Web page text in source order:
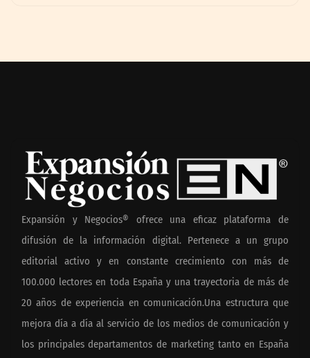
Expansión y Negocios® ofrece una eficaz plataforma de
difusión de la información digital. Pertenece a un grupo
editorial activo y en constante crecimiento con más de
100.000 lectores en toda España y una trayectoria de más de
20 años de experiencia en comunicación.Una estructura que
mejora día a día al servicio de los medios de comunicación y
los principales departamentos de marketing tanto en España